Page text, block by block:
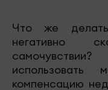
Что же
негативно
использовать
компенсацию